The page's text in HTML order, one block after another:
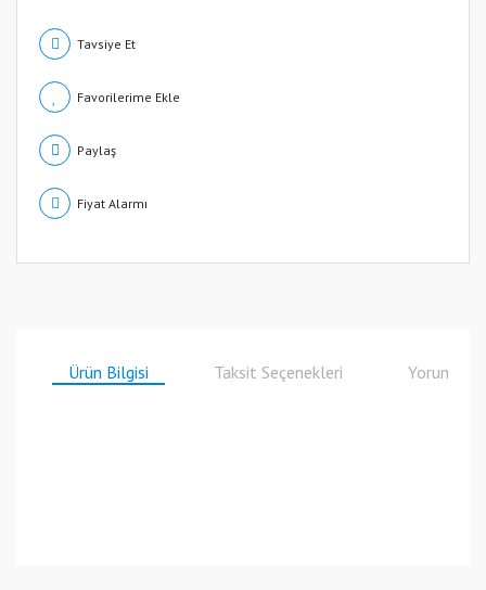
Tavsiye Et
Paylaş
Fiyat Alarmı
Ürün Bilgisi Taksit Seçenekleri Yorumlar